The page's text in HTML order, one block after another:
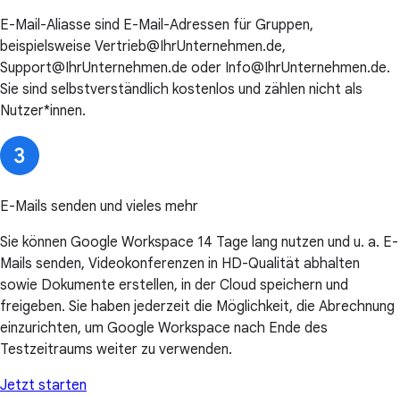
E-Mail-Aliasse sind E-Mail-Adressen für Gruppen,
beispielsweise Vertrieb@IhrUnternehmen.de,
Support@IhrUnternehmen.de oder Info@IhrUnternehmen.de.
Sie sind selbstverständlich kostenlos und zählen nicht als
Nutzer*innen.
E-Mails senden und vieles mehr
Sie können Google Workspace 14 Tage lang nutzen und u. a. E-
Mails senden, Videokonferenzen in HD-Qualität abhalten
sowie Dokumente erstellen, in der Cloud speichern und
freigeben. Sie haben jederzeit die Möglichkeit, die Abrechnung
einzurichten, um Google Workspace nach Ende des
Testzeitraums weiter zu verwenden.
Jetzt starten